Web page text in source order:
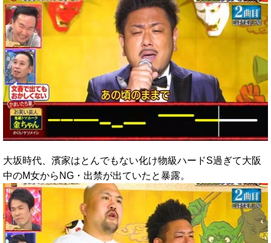
大坂時代、濱家はとんでもない化け物級ハードS過ぎて大阪
中のM女からNG・出禁が出ていたと暴露。